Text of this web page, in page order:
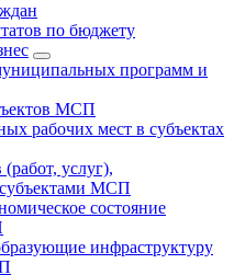
по бюджету
программ и
МСП
рабочих мест в субъектах
услуг),
МСП
состояние
инфраструктуру